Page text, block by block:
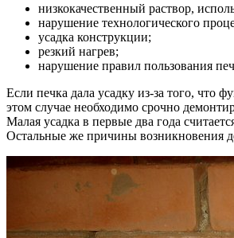
низкокачественный раствор,
нарушение технологического
усадка конструкции;
резкий нагрев;
нарушение правил пользования
Если печка дала усадку из-за того, что
этом случае необходимо срочно
Малая усадка в первые два года
Остальные же причины возникновения